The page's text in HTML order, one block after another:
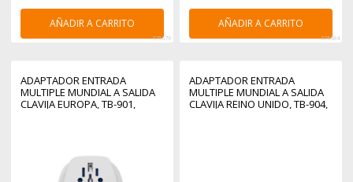
AÑADIR A CARRITO
375679
AÑADIR A CARRITO
375684
ADAPTADOR ENTRADA
MULTIPLE MUNDIAL A SALIDA
CLAVIJA EUROPA, TB-901,
ADAPTADOR ENTRADA
MULTIPLE MUNDIAL A SALIDA
CLAVIJA REINO UNIDO, TB-904,